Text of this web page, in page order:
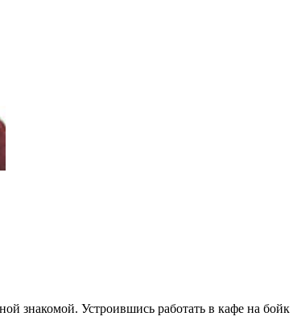
знакомой. Устроившись работать в кафе на бойк